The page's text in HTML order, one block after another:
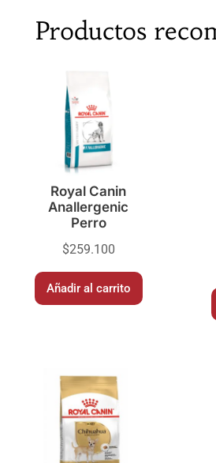
Productos
Royal Canin
Anallergenic
Perro
$259.100
Añadir al carrito